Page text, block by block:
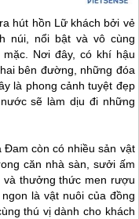
hút hồn Lữ khách bởi vẻ
núi, nổi bật và vô cùng
Nơi đây, có khí hậu
bên đường, những đóa
là phong cảnh tuyệt đẹp
sẽ làm dịu đi những
còn có nhiều sản vật
căn nhà sàn, sưởi ấm
và thưởng thức men rượu
là vật nuôi của đồng
thú vị dành cho khách